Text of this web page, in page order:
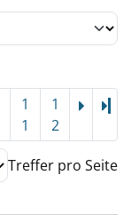
1
1
1
2
Treffer pro Seite